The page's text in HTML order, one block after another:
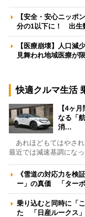
【安全・安心ニッポ
分の1以下に！ 出生
【医療崩壊】人口減
見舞われ地域医療
快適クルマ生活
【4ヶ
なる「
消…
あれほどもてはやされ
最近では減速基調にな
《雪道の対応力を検
ー」の真価 「ター
乗り込むと同時に「
た 「日産ルークス